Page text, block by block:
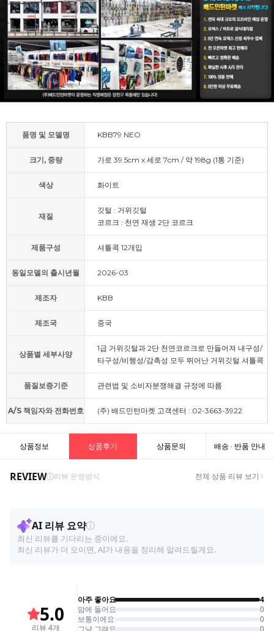
품명 및 모델명 KBB79 NEO
크기, 중량 가로 39.5cm x 세로 7cm / 약 198g (1통 기준)
색상 화이트
재질
깃털 : 거위깃털
코르크 : 천연 재생 2단 코르크
제품구성 셔틀콕 12개입
동일모델의 출시년월 2026-03
제조자 KBB
제조국 중국
상품별 세부사양
1급 거위깃털과 2단 천연코르크로 만들어져 내구성/
타구성/비행성/감촉성 모두 뛰어난 거위깃털 셔틀콕
품질보증기준 관련법 및 소비자분쟁해결 규정에 따름
A/S 책임자와 전화번호 (주) 배드민턴마켓 고객센터 : 02-3663-3922
상품정보 상품후기 상품문의 배송 · 반품 안내